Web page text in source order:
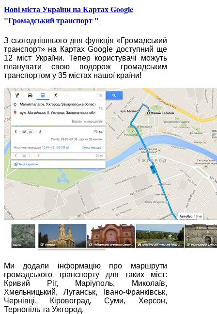
Нові міста України на Картах Google
"Громадський транспорт "
З сьогоднішнього дня функція «Громадський
транспорт» на Картах Google доступний ще
12 міст України. Тепер користувачі можуть
планувати свою подорож громадським
транспортом у 35 містах нашої країни!
Ми додали інформацію про маршрути
громадського транспорту для таких міст:
Кривий Ріг, Маріуполь, Миколаїв,
Хмельницький, Луганськ, Івано-Франківськ,
Чернівці, Кіровоград, Суми, Херсон,
Тернопіль та Ужгород.